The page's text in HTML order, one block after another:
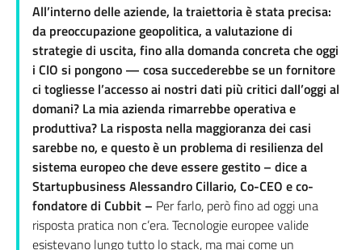
All’interno delle aziende, la traiettoria è stata precisa:
da preoccupazione geopolitica, a valutazione di
strategie di uscita, fino alla domanda concreta che oggi
i CIO si pongono — cosa succederebbe se un fornitore
ci togliesse l’accesso ai nostri dati più critici dall’oggi al
domani? La mia azienda rimarrebbe operativa e
produttiva? La risposta nella maggioranza dei casi
sarebbe no, e questo è un problema di resilienza del
sistema europeo che deve essere gestito – dice a
Startupbusiness Alessandro Cillario, Co-CEO e co-
fondatore di Cubbit – Per farlo, però fino ad oggi una
risposta pratica non c’era. Tecnologie europee valide
esistevano lungo tutto lo stack, ma mai come un